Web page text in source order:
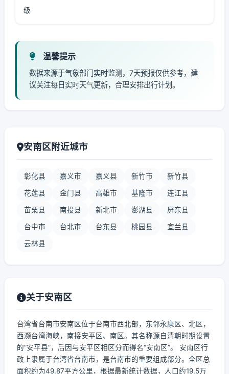
级
温馨提示
数据来源于气象部门实时监测，7天预报仅供参考，建
议关注每日实时天气更新，合理安排出行计划。
安南区附近城市
彰化县 嘉义市 嘉义县 新竹市 新竹县
花莲县 金门县 高雄市 基隆市 连江县
苗栗县 南投县 新北市 澎湖县 屏东县
台中市 台北市 台东县 桃园县 宜兰县
云林县
关于安南区
台湾省台南市安南区位于台南市西北部，东邻永康区、北区，
西濒台湾海峡，南接安平区、南区。其名称源自清朝时期设置
的“安平县”，后因与安平区相区分而得名“安南区”。 安南区行
政上隶属于台湾省台南市，是台南市的重要组成部分。全区总
面积约为49.87平方公里，根据最新统计数据，人口约19.5万